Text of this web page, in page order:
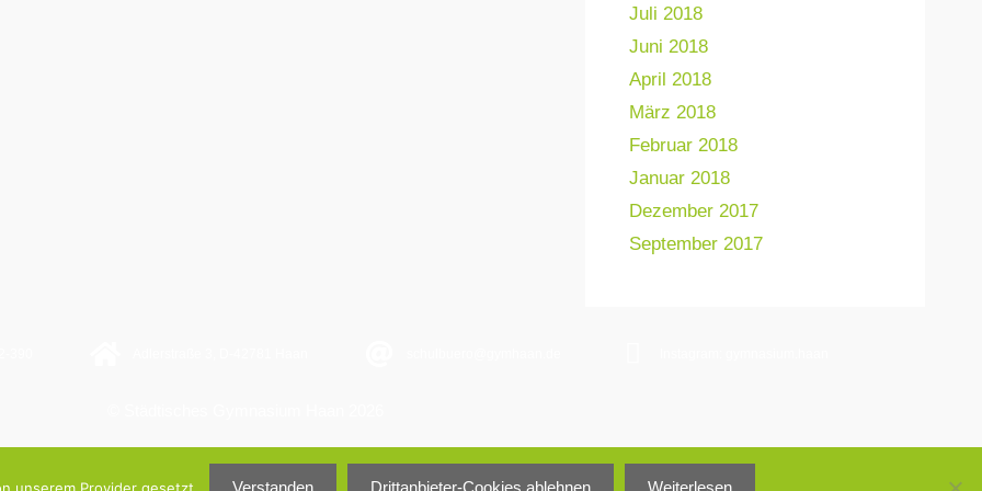
Juli 2018
Juni 2018
April 2018
März 2018
Februar 2018
Januar 2018
Dezember 2017
September 2017
Impressum
Verstanden Drittanbieter-Cookies ablehnen Weiterlesen